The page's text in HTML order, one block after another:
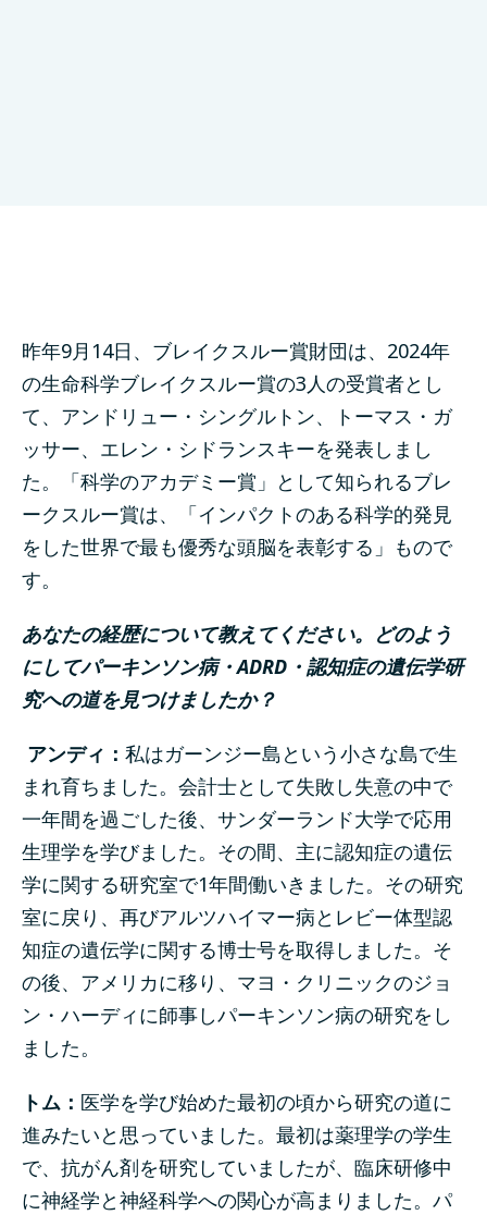
昨年9月14日、ブレイクスルー賞財団は、2024年
の生命科学ブレイクスルー賞の3人の受賞者とし
て、アンドリュー・シングルトン、トーマス・ガ
ッサー、エレン・シドランスキーを発表しまし
た。「科学のアカデミー賞」として知られるブレ
ークスルー賞は、「インパクトのある科学的発見
をした世界で最も優秀な頭脳を表彰する」もので
す。
あなたの経歴について教えてください。どのよう
にしてパーキンソン病・ADRD・認知症の遺伝学研
究への道を見つけましたか？
アンディ： 私はガーンジー島という小さな島で生
まれ育ちました。会計士として失敗し失意の中で
一年間を過ごした後、サンダーランド大学で応用
生理学を学びました。その間、主に認知症の遺伝
学に関する研究室で1年間働いきました。その研究
室に戻り、再びアルツハイマー病とレビー体型認
知症の遺伝学に関する博士号を取得しました。そ
の後、アメリカに移り、マヨ・クリニックのジョ
ン・ハーディに師事しパーキンソン病の研究をし
ました。
トム： 医学を学び始めた最初の頃から研究の道に
進みたいと思っていました。最初は薬理学の学生
で、抗がん剤を研究していましたが、臨床研修中
に神経学と神経科学への関心が高まりました。パ